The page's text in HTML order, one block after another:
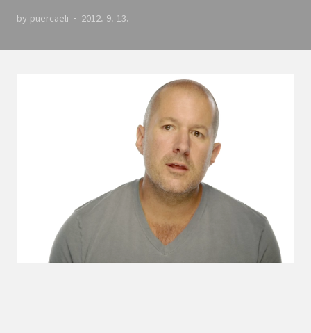
by puercaeli 2012. 9. 13.